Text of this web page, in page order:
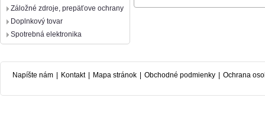
Záložné zdroje, prepäťove ochrany
Doplnkový tovar
Spotrebná elektronika
Napíšte nám Kontakt Mapa stránok Obchodné podmienky Ochrana